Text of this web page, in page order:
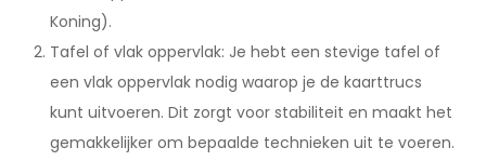
Koning).
Tafel of vlak oppervlak: Je hebt een stevige tafel of
een vlak oppervlak nodig waarop je de kaarttrucs
kunt uitvoeren. Dit zorgt voor stabiliteit en maakt het
gemakkelijker om bepaalde technieken uit te voeren.